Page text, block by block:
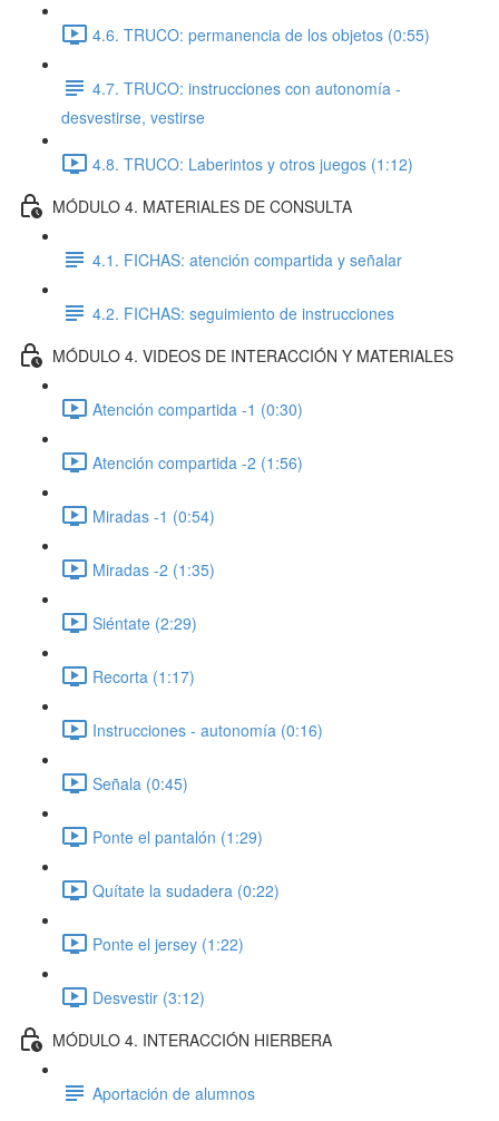
4.6. TRUCO: permanencia de los objetos (0:55)
4.7. TRUCO: instrucciones con autonomía -
desvestirse, vestirse
4.8. TRUCO: Laberintos y otros juegos (1:12)
MÓDULO 4. MATERIALES DE CONSULTA
4.1. FICHAS: atención compartida y señalar
4.2. FICHAS: seguimiento de instrucciones
MÓDULO 4. VIDEOS DE INTERACCIÓN Y MATERIALES
Atención compartida -1 (0:30)
Atención compartida -2 (1:56)
Miradas -1 (0:54)
Miradas -2 (1:35)
Siéntate (2:29)
Recorta (1:17)
Instrucciones - autonomía (0:16)
Señala (0:45)
Ponte el pantalón (1:29)
Quítate la sudadera (0:22)
Ponte el jersey (1:22)
Desvestir (3:12)
MÓDULO 4. INTERACCIÓN HIERBERA
Aportación de alumnos